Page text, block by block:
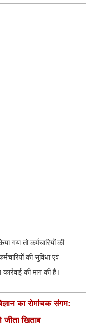
गया तो कर्मचारियों की
की सुविधा एवं
की मांग की है।
का रोमांचक संगम:
खिताब